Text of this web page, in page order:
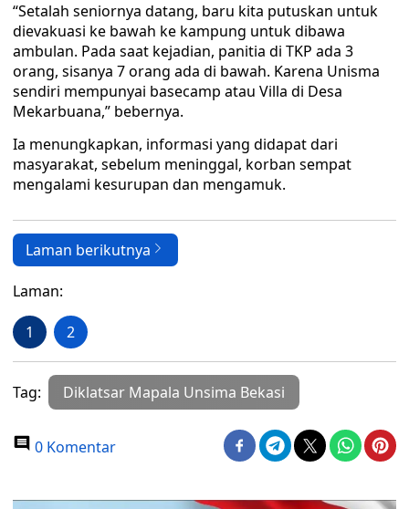
“Setalah seniornya datang, baru kita putuskan untuk
dievakuasi ke bawah ke kampung untuk dibawa
ambulan. Pada saat kejadian, panitia di TKP ada 3
orang, sisanya 7 orang ada di bawah. Karena Unisma
sendiri mempunyai basecamp atau Villa di Desa
Mekarbuana,” bebernya.
Ia menungkapkan, informasi yang didapat dari
masyarakat, sebelum meninggal, korban sempat
mengalami kesurupan dan mengamuk.
Laman berikutnya
Laman:
1 2
Tag: Diklatsar Mapala Unsima Bekasi
0 Komentar